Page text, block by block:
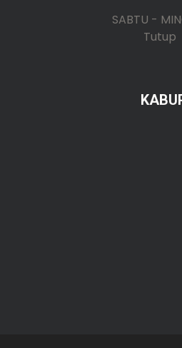
SABTU -
Tutup